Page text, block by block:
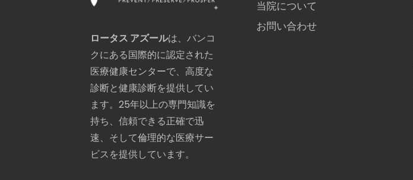
ロータス アズールは、バンコ
クにある国際的に認定された
医療健康センターで、高度な
診断と健康診断を提供してい
ます。25年以上の専門知識を
持ち、信頼できる正確で迅
速、そして倫理的な医療サー
ビスを提供しています。
当院について
お問い合わせ